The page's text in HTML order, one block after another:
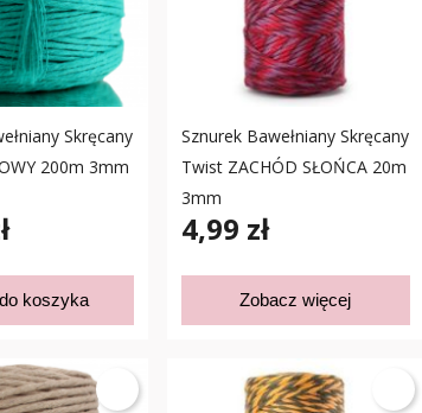
Skręcany
200m 3mm
koszyka
Sznurek Bawełniany Skręcany
Twist ZACHÓD SŁOŃCA 20m
3mm
4,99 zł
Zobacz więcej